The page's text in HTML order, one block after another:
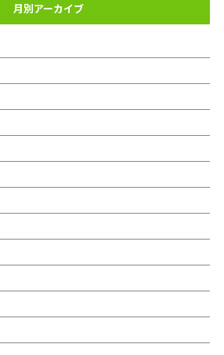
月別アーカイブ